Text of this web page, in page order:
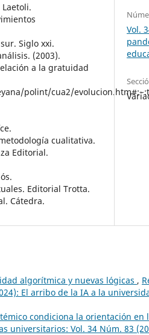
Siglo xxi.
(2003).
a la gratuidad
polint/cua2/
cualitativa.
Editorial.
Editorial Trotta.
Cátedra.
Vol.
algorítmica y nuevas lógicas ,
El arribo de la IA a la
condiciona la orientación en
universitarios: Vol. 34 Núm. 83